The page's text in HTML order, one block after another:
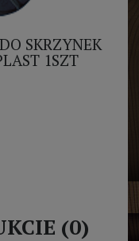
SKRZYNEK
1SZT
(0)